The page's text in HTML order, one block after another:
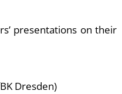
presentations on their
Dresden)